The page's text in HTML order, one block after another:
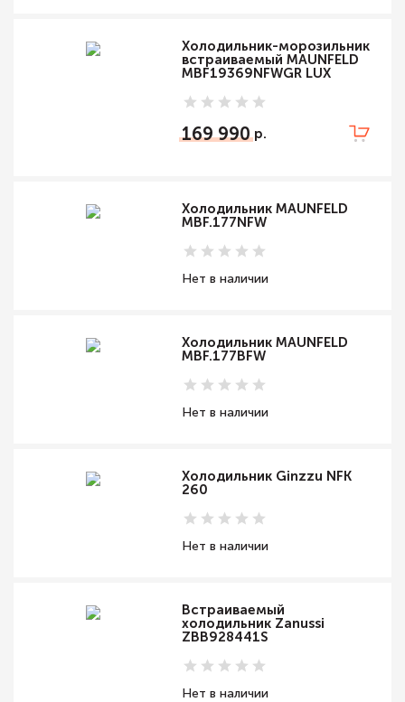
Холодильник-морозильник
встраиваемый MAUNFELD
MBF19369NFWGR LUX
169 990
Холодильник MAUNFELD
MBF.177NFW
Нет в наличии
Холодильник MAUNFELD
MBF.177BFW
Нет в наличии
Холодильник Ginzzu NFK
260
Нет в наличии
Встраиваемый
холодильник Zanussi
ZBB928441S
Нет в наличии